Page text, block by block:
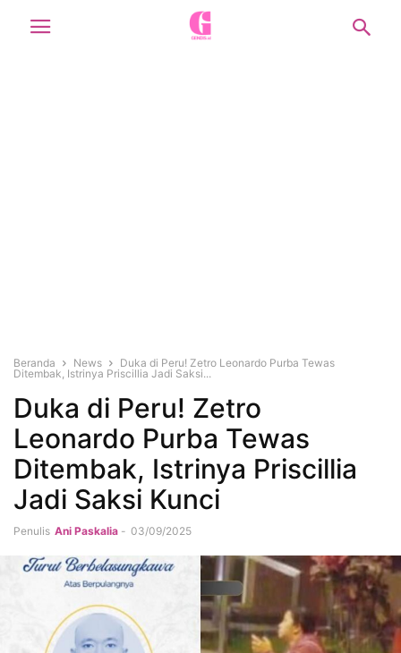
Beranda News
Duka di Peru! Zetro Leonardo Purba Tewas
Ditembak, Istrinya Priscillia Jadi Saksi...
Duka di Peru! Zetro
Leonardo Purba Tewas
Ditembak, Istrinya Priscillia
Jadi Saksi Kunci
Penulis Ani Paskalia - 03/09/2025